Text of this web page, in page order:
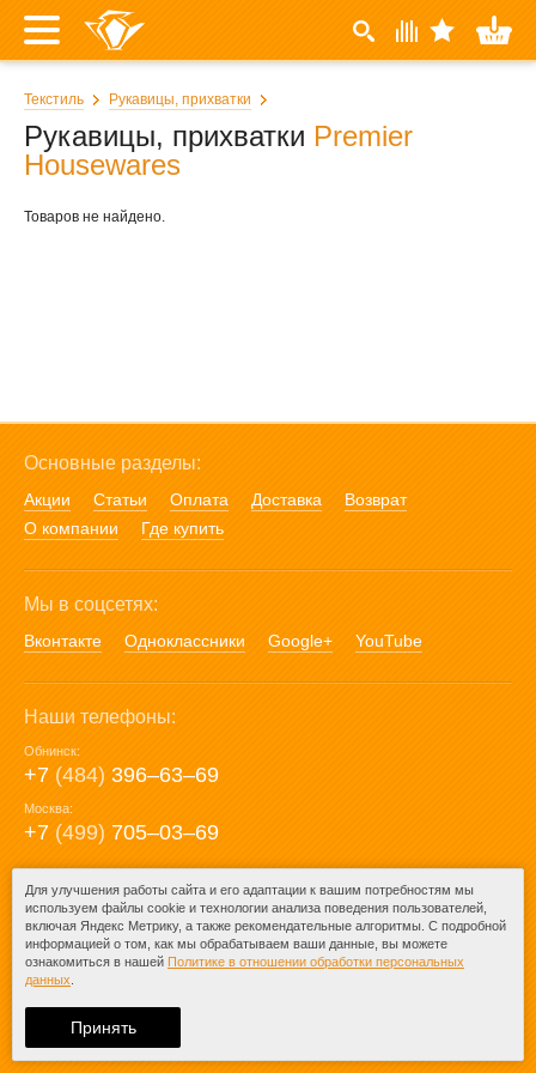
Текстиль Рукавицы, прихватки
Рукавицы, прихватки Premier
Housewares
Товаров не найдено.
Основные разделы:
Акции Статьи Оплата Доставка
Возврат
О компании
Где купить
Мы в соцсетях:
Вконтакте Одноклассники Google+ YouTube
Наши телефоны:
Обнинск:
+7 (484) 396‒63‒69
Москва:
+7 (499) 705‒03‒69
E-mail:
mail@posuda40.ru
При любом копировании информации
ссылка на
Для улучшения работы сайта и его адаптации к вашим потребностям мы
используем файлы cookie и технологии анализа поведения пользователей,
включая Яндекс Метрику, а также рекомендательные алгоритмы. С подробной
информацией о том, как мы обрабатываем ваши данные, вы можете
ознакомиться в нашей Политике в отношении обработки персональных
данных
Принять